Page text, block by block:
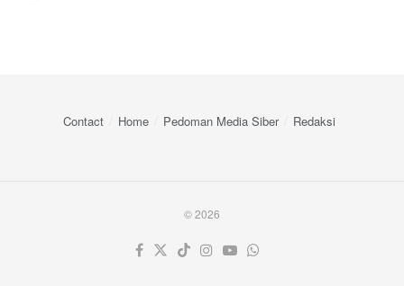
Contact Home Pedoman Media Siber Redaksi
© 2026